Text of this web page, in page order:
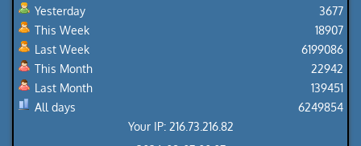
Yesterday
This Week
Last Week
This Month
Last Month
All days
3677
18907
6199086
22942
139451
6249854
Your IP: 216.73.216.82